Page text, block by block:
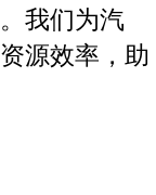
我们为汽
源效率，助